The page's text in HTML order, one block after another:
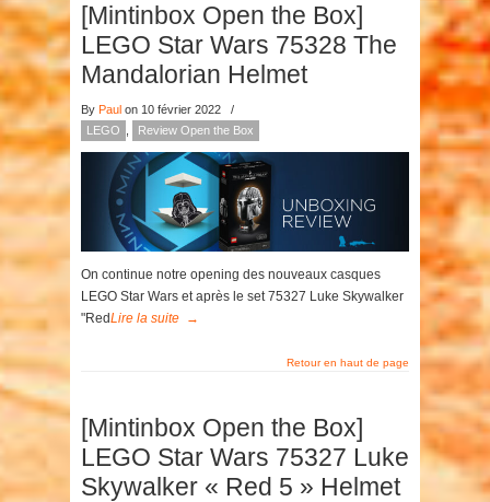
[Mintinbox Open the Box]
LEGO Star Wars 75328 The
Mandalorian Helmet
By Paul on 10 février 2022
/
LEGO
Review Open the Box
On continue notre opening des nouveaux casques
LEGO Star Wars et après le set 75327 Luke Skywalker
"RedLire la suite →
Retour en haut de page
[Mintinbox Open the Box]
LEGO Star Wars 75327 Luke
Skywalker « Red 5 » Helmet